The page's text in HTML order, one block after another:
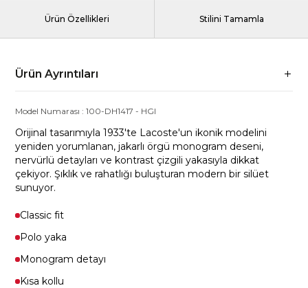
Ürün Özellikleri Stilini Tamamla
Ürün Ayrıntıları
Model Numarası :100-DH1417 - HGI
Orijinal tasarımıyla 1933'te Lacoste'un ikonik modelini
yeniden yorumlanan, jakarlı örgü monogram deseni,
nervürlü detayları ve kontrast çizgili yakasıyla dikkat
çekiyor. Şıklık ve rahatlığı buluşturan modern bir silüet
sunuyor.
Classic fit
Polo yaka
Monogram detayı
Kısa kollu